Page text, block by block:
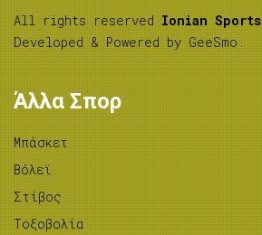
All rights reserved Ionian Sports
Developed & Powered by GeeSmo .
Άλλα Σπορ
Μπάσκετ
Βόλεϊ
Στίβος
Tοξοβολία